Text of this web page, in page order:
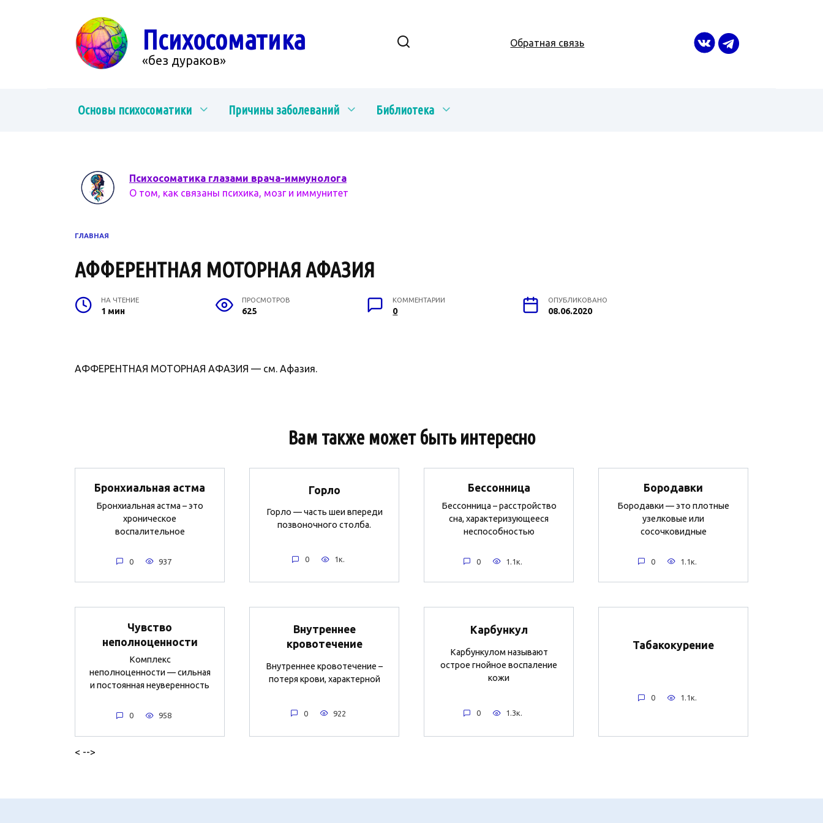
Психосоматика
«без дураков»
Обратная связь
Основы психосоматики Причины заболеваний Библиотека
Психосоматика глазами врача-иммунолога
О том, как связаны психика, мозг и иммунитет
ГЛАВНАЯ
АФФЕРЕНТНАЯ МОТОРНАЯ АФАЗИЯ
НА ЧТЕНИЕ
1 мин
ПРОСМОТРОВ
625
КОММЕНТАРИИ
0
ОПУБЛИКОВАНО
08.06.2020
АФФЕРЕНТНАЯ МОТОРНАЯ АФАЗИЯ — см. Афазия.
Вам также может быть интересно
Бронхиальная астма
Бронхиальная астма – это
хроническое
воспалительное
0 937
Горло
Горло — часть шеи впереди
позвоночного столба.
0 1к.
Бессонница
Бессонница – расстройство
сна, характеризующееся
неспособностью
0 1.1к.
Бородавки
Бородавки — это плотные
узелковые или
сосочковидные
0 1.1к.
Чувство
неполноценности
Комплекс
неполноценности — сильная
и постоянная неуверенность
0 958
Внутреннее
кровотечение
Внутреннее кровотечение –
потеря крови, характерной
0 922
Карбункул
Карбункулом называют
острое гнойное воспаление
кожи
0 1.3к.
Табакокурение
0 1.1к.
< -->